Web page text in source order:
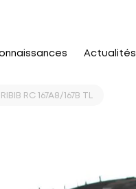
Actualités
RC 167A8/167B TL